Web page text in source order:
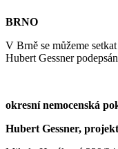
BRNO
V Brně se můžeme
Hubert Gessner
okresní nemocenská
Hubert Gessner,